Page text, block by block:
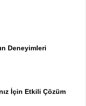
Deneyimleri
İçin Etkili Çözüm